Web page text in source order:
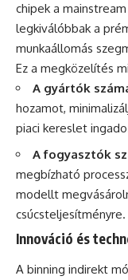
chipek a
legkiválóbbak a
munkaállomás
Ez a megközelítés
A gyártók
hozamot,
piaci kereslet
A fogyasztók
megbízható
modellt
csúcsteljesítményre.
Innováció és
A binning indirekt